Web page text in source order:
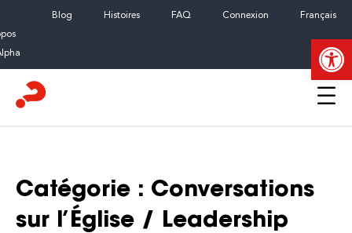
Ouvrir
content
Blog Histoires FAQ Connexion Français
Catégorie : Conversations
sur l’Église / Leadership